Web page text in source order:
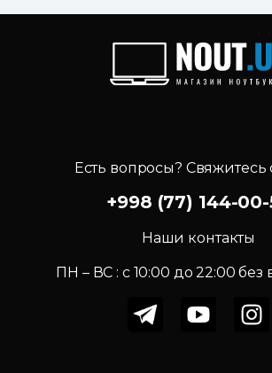
Есть вопросы? Свяжитесь
+998 (77) 144-00-
Наши контакты
ПН – ВС : c 10:00 до 22:00